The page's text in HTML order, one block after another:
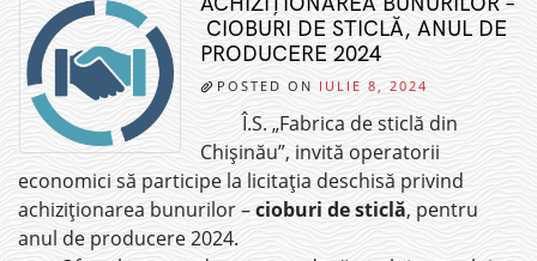
CIOBURI DE STICLĂ, ANUL DE
PRODUCERE 2024
POSTED ON IULIE 8, 2024
Î.S. „Fabrica de sticlă din
Chișinău”, invită operatorii
economici să participe la licitația deschisă privind
achiziționarea bunurilor –cioburi de sticlă, pentru
anul de producere 2024.